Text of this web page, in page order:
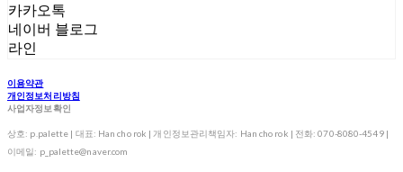
카카오톡
네이버 블로그
라인
이용약관
개인정보처리방침
사업자정보확인
상호: p.palette | 대표: Han cho rok | 개인정보관리책임자: Han cho rok | 전화: 070-8080-4549 |
이메일: p_palette@naver.com